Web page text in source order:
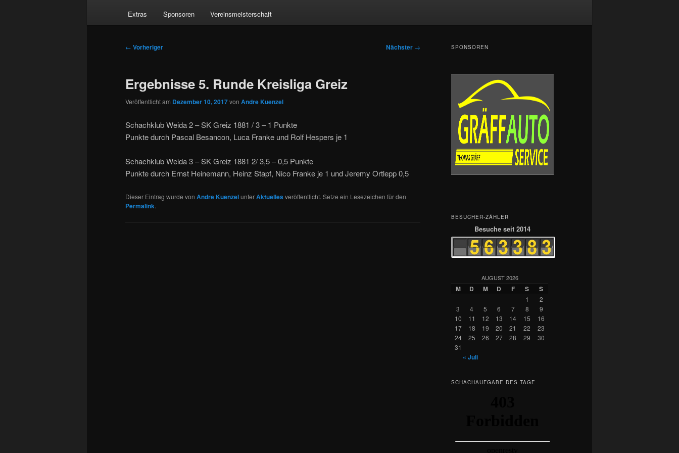
Extras Sponsoren Vereinsmeisterschaft
Beitragsnavigation
← Vorheriger Nächster →
Ergebnisse 5. Runde Kreisliga Greiz
Veröffentlicht am Dezember 10, 2017von Andre Kuenzel
Schachklub Weida 2 – SK Greiz 1881 / 3 – 1 Punkte
Punkte durch Pascal Besancon, Luca Franke und Rolf Hespers je 1
Schachklub Weida 3 – SK Greiz 1881 2/ 3,5 – 0,5 Punkte
Punkte durch Ernst Heinemann, Heinz Stapf, Nico Franke je 1 und Jeremy Ortlepp 0,5
Dieser Eintrag wurde von Andre KuenzelunterAktuellesveröffentlicht. Setze ein Lesezeichen für den
Permalink.
SPONSOREN
BESUCHER-ZÄHLER
Besuche seit 2014
AUGUST 2026
M D M D F S S
1
2
3
4 5 6 7 8
9
10
11 12 13 14 15
16
17
18 19 20 21 22
23
24
25 26 27 28 29
30
31
« Juli
SCHACHAUFGABE DES TAGE